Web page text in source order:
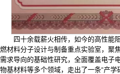
四十余载薪火相传，如今的高性能
燃材料分子设计与制备重点实验室，聚
需求导向的基础性研究，全面覆盖电子
物基材料等多个领域，走出了一条“产学